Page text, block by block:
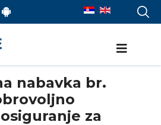
nabavka br.
za